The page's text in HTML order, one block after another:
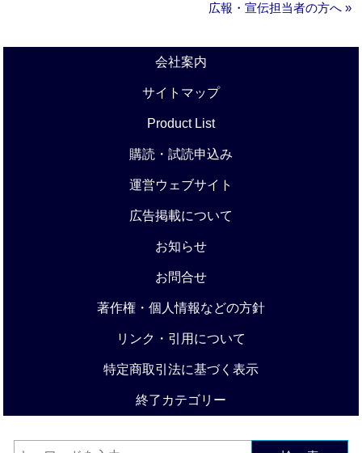
広報・宣伝担当者の方へ »
会社案内
サイトマップ
Product List
購読・試読申込み
運営ウェブサイト
広告掲載について
お知らせ
お問合せ
著作権・個人情報などの方針
リンク・引用について
特定商取引法に基づく表示
終了カテゴリー